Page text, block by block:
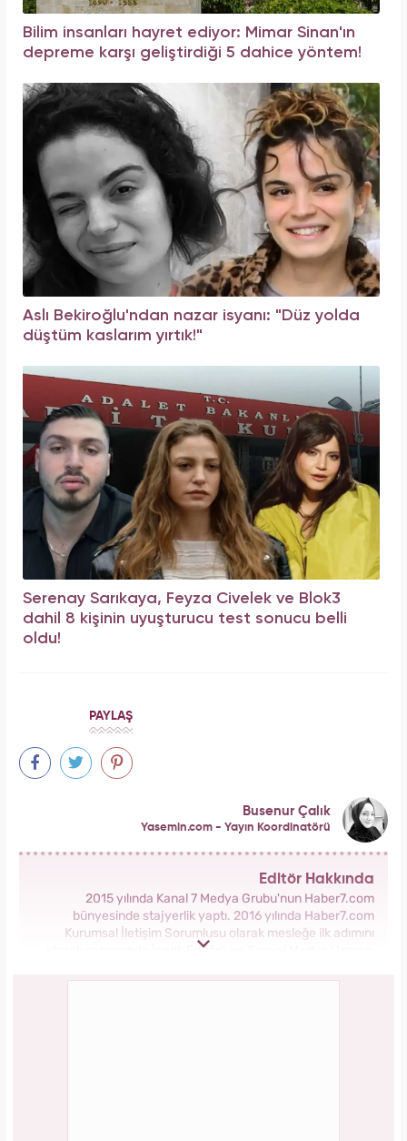
Bilim insanları hayret ediyor: Mimar Sinan'ın
depreme karşı geliştirdiği 5 dahice yöntem!
Aslı Bekiroğlu'ndan nazar isyanı: "Düz yolda
düştüm kaslarım yırtık!"
Serenay Sarıkaya, Feyza Civelek ve Blok3
dahil 8 kişinin uyuşturucu test sonucu belli
oldu!
PAYLAŞ
Busenur Çalık
Yasemin.com - Yayın Koordinatörü
Editör Hakkında
2015 yılında Kanal 7 Medya Grubu'nun Haber7.com
bünyesinde stajyerlik yaptı. 2016 yılında Haber7.com
Kurumsal İletişim Sorumlusu olarak mesleğe ilk adımını
atarak sonrasında İçerik Editörü ve Sosyal Medya Uzmanı
Kadın Sitesinde önce Haber Editörü sonrasında Haber Şefi